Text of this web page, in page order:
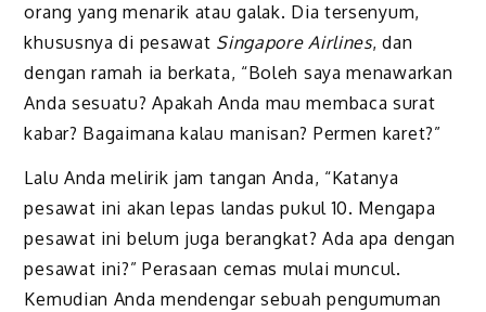
orang yang menarik atau galak. Dia tersenyum,
khususnya di pesawat Singapore Airlines, dan
dengan ramah ia berkata, “Boleh saya menawarkan
Anda sesuatu? Apakah Anda mau membaca surat
kabar? Bagaimana kalau manisan? Permen karet?”
Lalu Anda melirik jam tangan Anda, “Katanya
pesawat ini akan lepas landas pukul 10. Mengapa
pesawat ini belum juga berangkat? Ada apa dengan
pesawat ini?” Perasaan cemas mulai muncul.
Kemudian Anda mendengar sebuah pengumuman